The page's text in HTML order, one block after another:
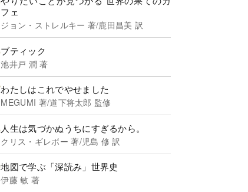
フェ
ジョン・ストレルキー 著/鹿田昌美 訳
ブティック
池井戸 潤 著
わたしはこれでやせました
MEGUMI 著/道下将太郎 監修
人生は気づかぬうちにすぎるから。
クリス・ギレボー 著/児島 修 訳
地図で学ぶ「深読み」世界史
伊藤 敏 著